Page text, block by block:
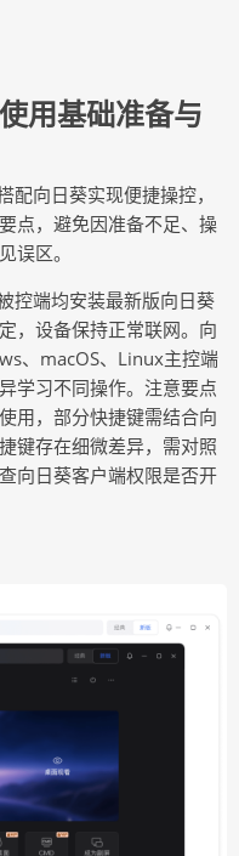
用基础准备与
向日葵实现便捷操控，
点，避免因准备不足、操
误区。
控端均安装最新版向日葵
，设备保持正常联网。向
、macOS、Linux主控端
学习不同操作。注意要点
用，部分快捷键需结合向
键存在细微差异，需对照
向日葵客户端权限是否开